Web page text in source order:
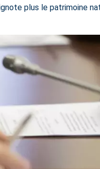
plus le patrimoine